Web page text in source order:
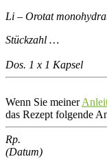
Li – Orotat
Stückzahl …
Dos. 1 x 1 Kapsel
Wenn Sie meiner
das Rezept folgende
Rp.
(Datum)